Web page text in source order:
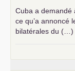
Cuba a demandé
ce qu’a annoncé
bilatérales du (…)